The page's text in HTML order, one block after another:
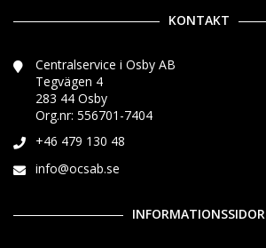
KONTAKT
Centralservice i Osby AB
Tegvägen 4
283 44 Osby
Org.nr: 556701-7404
+46 479 130 48
info@ocsab.se
INFORMATIONSSIDOR